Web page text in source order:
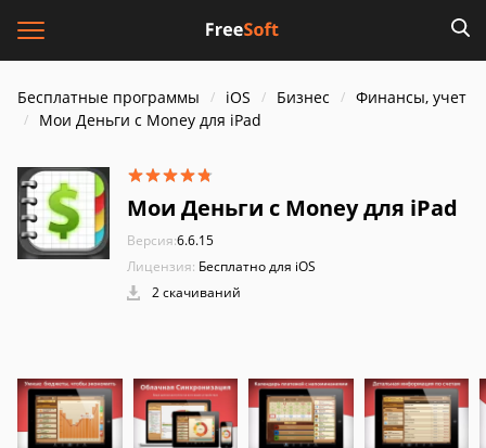
Бесплатные программы iOS Бизнес
Финансы, учет
Мои Деньги с Money для iPad
Мои Деньги с Money для iPad
Версия:6.6.15
Лицензия: Бесплатно для iOS
2 скачиваний